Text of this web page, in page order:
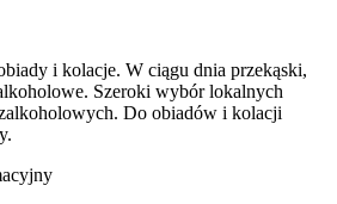
i kolacje. W ciągu dnia przekąski,
Szeroki wybór lokalnych
Do obiadów i kolacji